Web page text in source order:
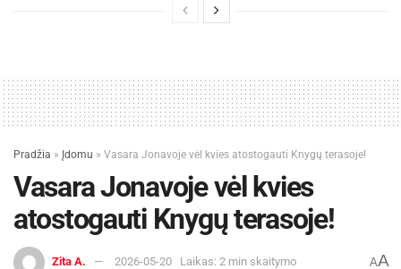
Pradžia » Įdomu » Vasara Jonavoje vėl kvies atostogauti Knygų terasoje!
Vasara Jonavoje vėl kvies
atostogauti Knygų terasoje!
Zita A. 2026-05-20 Laikas: 2 min skaitymo AA